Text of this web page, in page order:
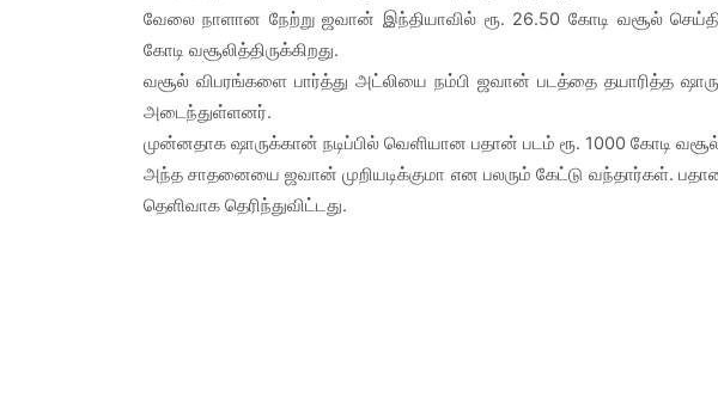
வேலை நாளான நேற்று ஜவான் இந்தியாவில் ரூ. 26.50 கோடி வசூல்
கோடி வசூலித்திருக்கிறது.
வசூல் விபரங்களை பார்த்து அட்லியை நம்பி ஜவான் படத்தை தயாரித்த
அடைந்துள்ளனர்.
முன்னதாக ஷாருக்கான் நடிப்பில் வெளியான பதான் படம் ரூ. 1000 கோடி வசூல்
அந்த சாதனையை ஜவான் முறியடிக்குமா என பலரும் கேட்டு வந்தார்கள்.
தெளிவாக தெரிந்துவிட்டது.